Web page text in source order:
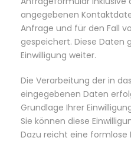
angegebenen
Anfrage und für den Fall
gespeichert. Diese Daten
Einwilligung weiter.
Die Verarbeitung der in
eingegebenen Daten
Grundlage Ihrer
Sie können diese
Dazu reicht eine formlose